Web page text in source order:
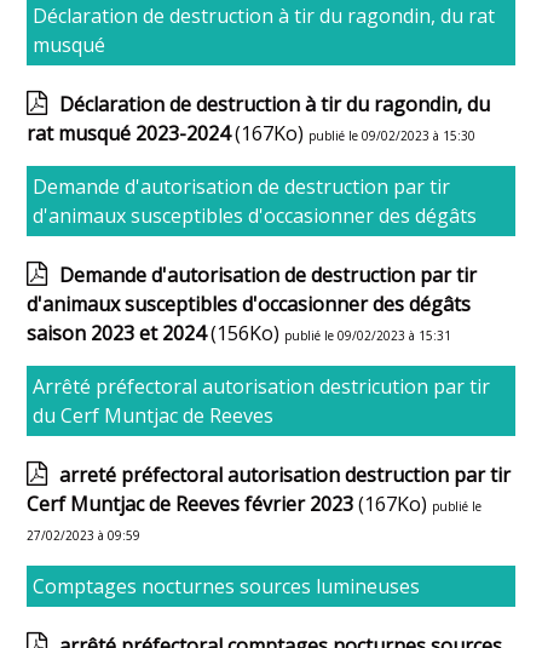
Déclaration de destruction à tir du ragondin, du rat
musqué
Déclaration de destruction à tir du ragondin, du
rat musqué 2023-2024(167Ko) publié le 09/02/2023 à 15:30
Demande d'autorisation de destruction par tir
d'animaux susceptibles d'occasionner des dégâts
Demande d'autorisation de destruction par tir
d'animaux susceptibles d'occasionner des dégâts
saison 2023 et 2024(156Ko) publié le 09/02/2023 à 15:31
Arrêté préfectoral autorisation destricution par tir
du Cerf Muntjac de Reeves
arreté préfectoral autorisation destruction par tir
Cerf Muntjac de Reeves février 2023(167Ko) publié le
27/02/2023 à 09:59
Comptages nocturnes sources lumineuses